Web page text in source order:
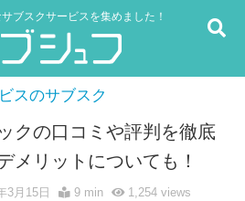
ブスクサービスを集めました！
スのサブスク
クの口コミや評判を徹底
メリットについても！
3月15日 9 min 1,254views